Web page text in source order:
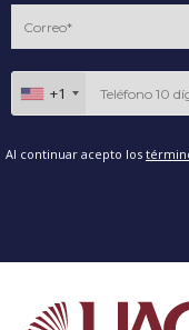
+1
Al continuar acepto los